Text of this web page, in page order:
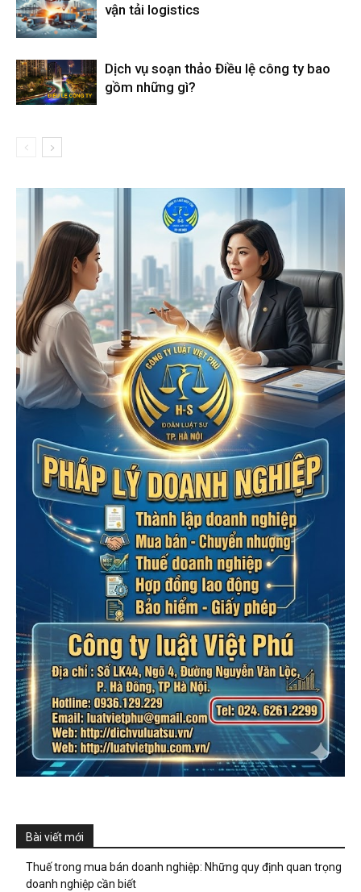
vận tải logistics
Dịch vụ soạn thảo Điều lệ công ty bao
gồm những gì?
Bài viết mới
Thuế trong mua bán doanh nghiệp: Những quy định quan trọng
doanh nghiệp cần biết